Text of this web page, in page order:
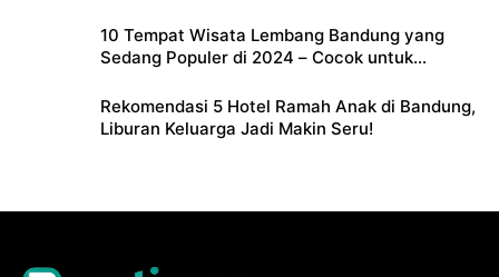
10 Tempat Wisata Lembang Bandung yang
Sedang Populer di 2024 – Cocok untuk
Rekomendasi 5 Hotel Ramah Anak di Bandung,
Liburan Keluarga Jadi Makin Seru!